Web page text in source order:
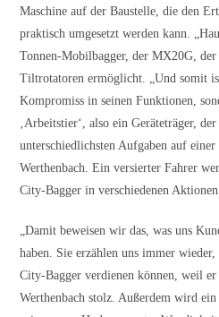
Maschine auf der Baustelle, die den
praktisch umgesetzt werden kann.
Tonnen-Mobilbagger, der MX20G, der
Tiltrotatoren ermöglicht. „Und somit
Kompromiss in seinen Funktionen,
‚Arbeitstier‘, also ein Geräteträger,
unterschiedlichsten Aufgaben auf
Werthenbach. Ein versierter Fahrer
City-Bagger in verschiedenen Aktionen
„Damit beweisen wir das, was uns
haben. Sie erzählen uns immer
City-Bagger verdienen können, weil
Werthenbach stolz. Außerdem wird